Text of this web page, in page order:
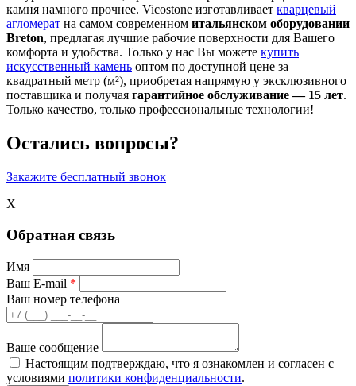
камня намного прочнее. Vicostone изготавливает кварцевый
агломерат на самом современном итальянском оборудовании
Breton, предлагая лучшие рабочие поверхности для Вашего
комфорта и удобства. Только у нас Вы можете купить
искусственный камень оптом по доступной цене за
квадратный метр (м²), приобретая напрямую у эксклюзивного
поставщика и получая гарантийное обслуживание — 15 лет.
Только качество, только профессиональные технологии!
Остались вопросы?
Закажите бесплатный звонок
X
Обратная связь
Имя
Ваш E-mail *
Ваш номер телефона
Ваше сообщение
Настоящим подтверждаю, что я ознакомлен и согласен с
условиями политики конфиденциальности.